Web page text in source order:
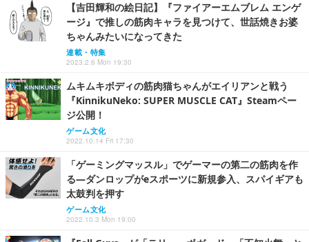
【吉田輝和の絵日記】『ファイアーエムブレム エンゲ
ージ』で推しの筋肉キャラを見つけて、世話焼きお婆
ちゃんみたいになってきた
連載・特集
2023.2.6 Mon 19:30
ムキムキボディの筋肉猫ちゃんがエイリアンと戦う
『KinnikuNeko: SUPER MUSCLE CAT』Steamペー
ジ公開！
ゲーム文化
2022.10.14 Fri 17:30
「ゲーミングマッスル」でゲーマーの第二の筋肉を作
る―ダンロップがeスポーツに新規参入、スパイギアも
太鼓判を押す
ゲーム文化
2022.10.3 Mon 19:00